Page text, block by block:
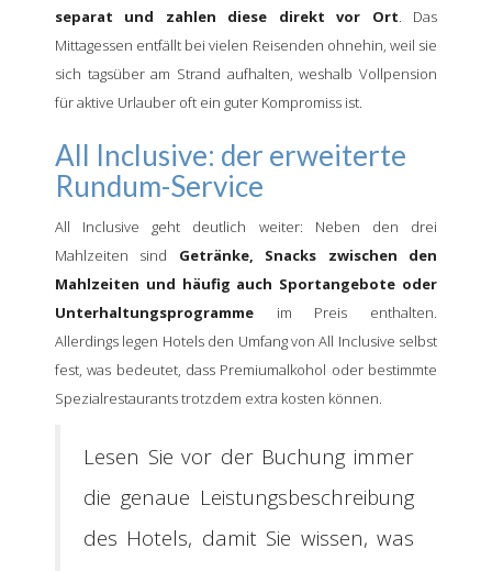
separat und zahlen diese direkt vor Ort. Das
Mittagessen entfällt bei vielen Reisenden ohnehin, weil sie
sich tagsüber am Strand aufhalten, weshalb Vollpension
für aktive Urlauber oft ein guter Kompromiss ist.
All Inclusive: der erweiterte
Rundum-Service
All Inclusive geht deutlich weiter: Neben den drei
Mahlzeiten sind Getränke, Snacks zwischen den
Mahlzeiten und häufig auch Sportangebote oder
Unterhaltungsprogramme im Preis enthalten.
Allerdings legen Hotels den Umfang von All Inclusive selbst
fest, was bedeutet, dass Premiumalkohol oder bestimmte
Spezialrestaurants trotzdem extra kosten können.
Lesen Sie vor der Buchung immer
die genaue Leistungsbeschreibung
des Hotels, damit Sie wissen, was